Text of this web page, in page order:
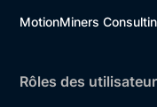
MotionMiners
Rôles des